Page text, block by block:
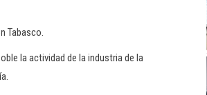
Tabasco.
la actividad de la industria de la